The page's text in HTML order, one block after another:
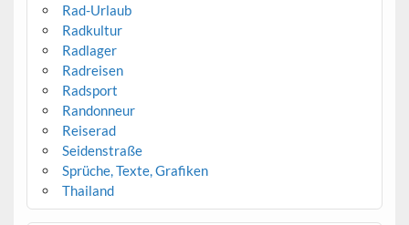
Rad-Urlaub
Radkultur
Radlager
Radreisen
Radsport
Randonneur
Reiserad
Seidenstraße
Sprüche, Texte, Grafiken
Thailand